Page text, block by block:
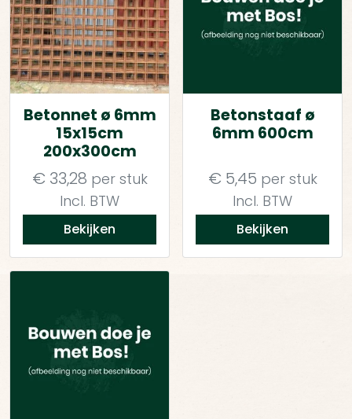
Betonnet ø 6mm
15x15cm
200x300cm
€ 33,28 per stuk
Incl. BTW
Bekijken
Betonstaaf ø
6mm 600cm
€ 5,45 per stuk
Incl. BTW
Bekijken